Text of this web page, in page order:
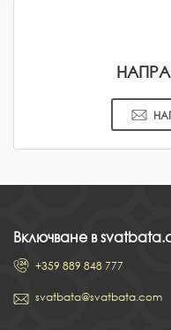
Включване в
+359 889 848 777
svatbata@svatbata.com